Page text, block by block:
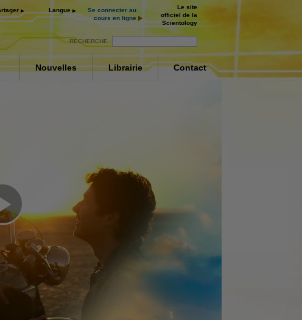
Langue
Se connecter au
cours en ligne
Le site
officiel de la
Scientology
RECHERCHE
pour
la
l’existence
Nouvelles Librairie Contact
Play
Video